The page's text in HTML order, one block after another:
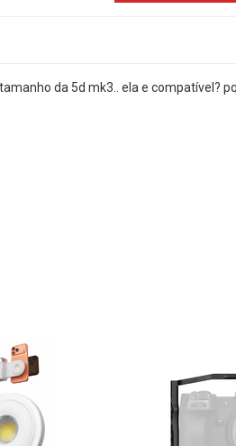
da 5d mk3.. ela e compatível?